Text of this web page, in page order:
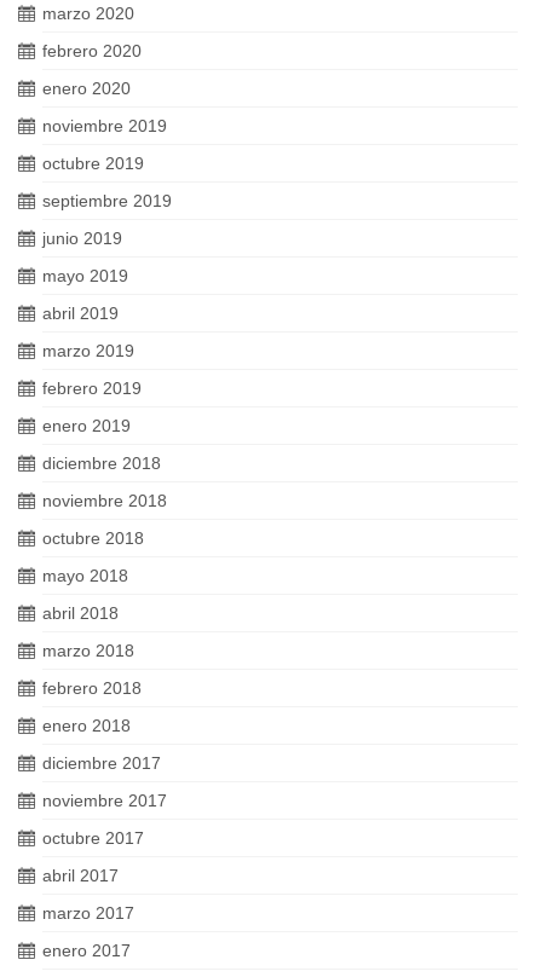
marzo 2020
febrero 2020
enero 2020
noviembre 2019
octubre 2019
septiembre 2019
junio 2019
mayo 2019
abril 2019
marzo 2019
febrero 2019
enero 2019
diciembre 2018
noviembre 2018
octubre 2018
mayo 2018
abril 2018
marzo 2018
febrero 2018
enero 2018
diciembre 2017
noviembre 2017
octubre 2017
abril 2017
marzo 2017
enero 2017